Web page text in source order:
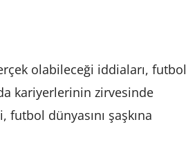
olabileceği iddiaları, futbol
kariyerlerinin zirvesinde
dünyasını şaşkına